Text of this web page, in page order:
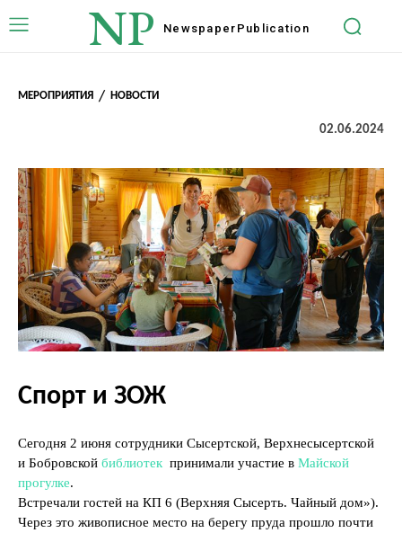
NP Newspaper Publication
МЕРОПРИЯТИЯ НОВОСТИ
02.06.2024
Спорт и ЗОЖ
Сегодня 2 июня сотрудники Сысертской, Верхнесысертской
и Бобровской библиотек принимали участие в Майской
прогулке.
Встречали гостей на КП 6 (Верхняя Сысерть. Чайный дом»).
Через это живописное место на берегу пруда прошло почти